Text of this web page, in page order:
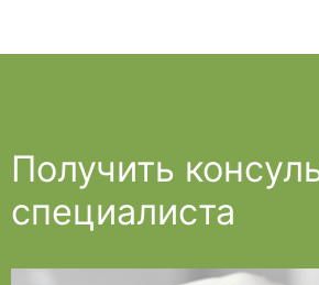
Получить
специалиста